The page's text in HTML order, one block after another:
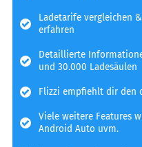
Ladetarife vergleichen
erfahren
Detaillierte
und 30.000 Ladesäulen
Flizzi empfiehlt dir den
Viele weitere Features
Android Auto uvm.